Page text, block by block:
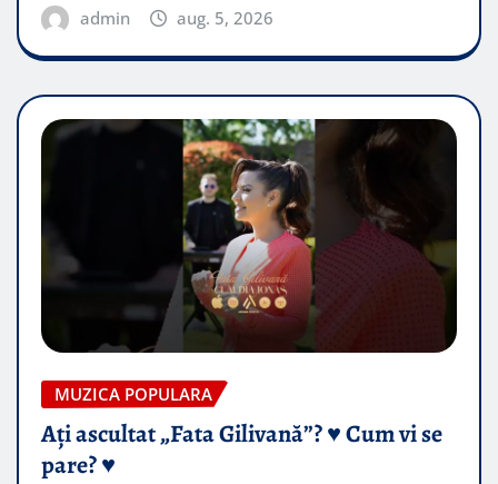
admin aug. 5, 2026
MUZICA POPULARA
Ați ascultat „Fata Gilivană”? ♥️ Cum vi se
pare? ♥️